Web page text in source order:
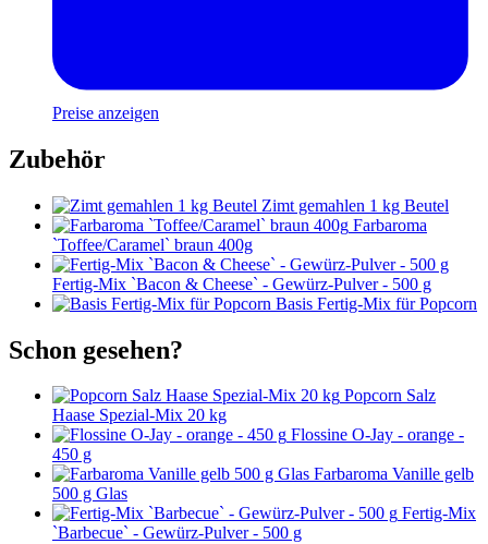
Preise anzeigen
Zubehör
Zimt gemahlen 1 kg Beutel
Farbaroma
`Toffee/Caramel` braun 400g
Fertig-Mix `Bacon & Cheese` - Gewürz-Pulver - 500 g
Basis Fertig-Mix für Popcorn
Schon gesehen?
Popcorn Salz
Haase Spezial-Mix 20 kg
Flossine O-Jay - orange -
450 g
Farbaroma Vanille gelb
500 g Glas
Fertig-Mix
`Barbecue` - Gewürz-Pulver - 500 g